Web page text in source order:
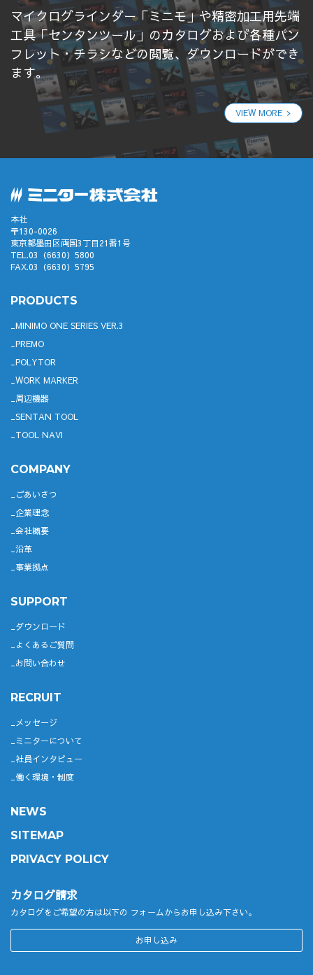
マイクログラインダー「ミニモ」や精密加工用先端
工具「センタンツール」のカタログおよび各種パン
フレット・チラシなどの閲覧、ダウンロードができ
ます。
VIEW MORE
本社
〒130-0026
東京都墨田区両国3丁目21番1号
TEL.03（6630）5800
FAX.03（6630）5795
PRODUCTS
MINIMO ONE SERIES VER.3
PREMO
POLYTOR
WORK MARKER
周辺機器
SENTAN TOOL
TOOL NAVI
COMPANY
ごあいさつ
企業理念
会社概要
沿革
事業拠点
SUPPORT
ダウンロード
よくあるご質問
お問い合わせ
RECRUIT
メッセージ
ミニターについて
社員インタビュー
働く環境・制度
NEWS
SITEMAP
PRIVACY POLICY
カタログ請求
カタログをご希望の方は以下の フォームからお申し込み下さい。
お申し込み